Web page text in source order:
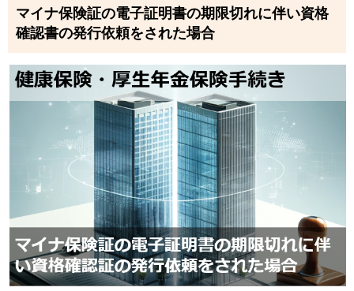
マイナ保険証の電子証明書の期限切れに伴い資格
確認書の発行依頼をされた場合